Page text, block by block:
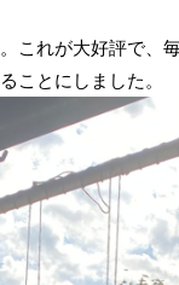
れが大好評で、
ことにしました。